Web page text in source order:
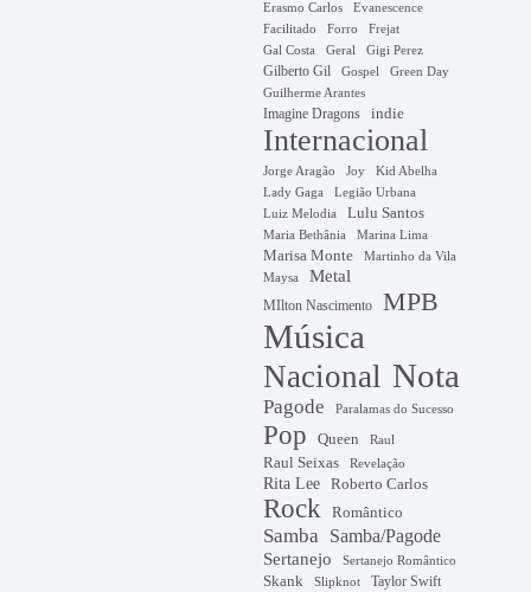
Erasmo Carlos
Evanescence
Facilitado
Forro Frejat
Gal Costa Geral Gigi Perez
Gilberto Gil Gospel Green Day
Guilherme Arantes
Imagine Dragons indie
Internacional
Jorge Aragão Joy Kid Abelha
Lady Gaga
Legião Urbana
Luiz Melodia
Lulu Santos
Maria Bethânia Marina Lima
Marisa Monte
Martinho da Vila
Maysa
Metal
MIlton Nascimento MPB
Música
Nacional Nota
Pagode Paralamas do Sucesso
Pop Queen Raul
Raul Seixas Revelação
Rita Lee Roberto Carlos
Rock Romântico
Samba
Samba/Pagode
Sertanejo
Sertanejo Romântico
Skank Slipknot Taylor Swift